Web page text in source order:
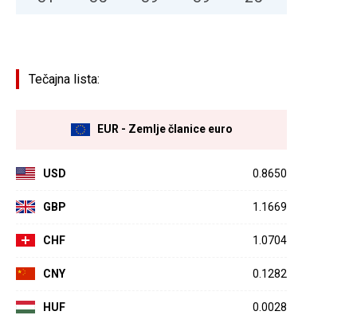
Tečajna lista:
EUR - Zemlje članice euro
USD 0.8650
GBP 1.1669
CHF 1.0704
CNY 0.1282
HUF 0.0028